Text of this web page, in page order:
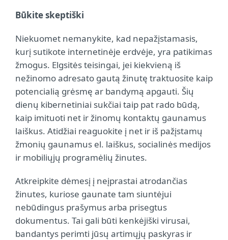
Būkite skeptiški
Niekuomet nemanykite, kad nepažįstamasis,
kurį sutikote internetinėje erdvėje, yra patikimas
žmogus. Elgsitės teisingai, jei kiekvieną iš
nežinomo adresato gautą žinutę traktuosite kaip
potencialią grėsmę ar bandymą apgauti. Šių
dienų kibernetiniai sukčiai taip pat rado būdą,
kaip imituoti net ir žinomų kontaktų gaunamus
laiškus. Atidžiai reaguokite į net ir iš pažįstamų
žmonių gaunamus el. laiškus, socialinės medijos
ir mobiliųjų programėlių žinutes.
Atkreipkite dėmesį į neįprastai atrodančias
žinutes, kuriose gaunate tam siuntėjui
nebūdingus prašymus arba prisegtus
dokumentus. Tai gali būti kenkėjiški virusai,
bandantys perimti jūsų artimųjų paskyras ir